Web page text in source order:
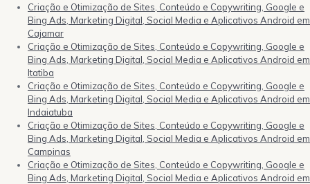
Criação e Otimização de Sites, Conteúdo e Copywriting, Google e
Bing Ads, Marketing Digital, Social Media e Aplicativos Android em
Cajamar
Criação e Otimização de Sites, Conteúdo e Copywriting, Google e
Bing Ads, Marketing Digital, Social Media e Aplicativos Android em
Itatiba
Criação e Otimização de Sites, Conteúdo e Copywriting, Google e
Bing Ads, Marketing Digital, Social Media e Aplicativos Android em
Indaiatuba
Criação e Otimização de Sites, Conteúdo e Copywriting, Google e
Bing Ads, Marketing Digital, Social Media e Aplicativos Android em
Campinas
Criação e Otimização de Sites, Conteúdo e Copywriting, Google e
Bing Ads, Marketing Digital, Social Media e Aplicativos Android em